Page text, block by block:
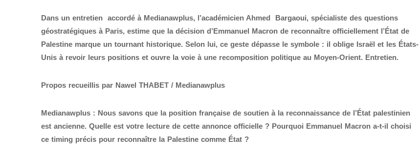
Dans un entretien accordé à Medianawplus, l’académicien Ahmed Bargaoui, spécialiste des questions
géostratégiques à Paris, estime que la décision d’Emmanuel Macron de reconnaître officiellement l’État de
Palestine marque un tournant historique. Selon lui, ce geste dépasse le symbole : il oblige Israël et les États-
Unis à revoir leurs positions et ouvre la voie à une recomposition politique au Moyen-Orient. Entretien.
Propos recueillis par Nawel THABET / Medianawplus
Medianawplus : Nous savons que la position française de soutien à la reconnaissance de l’État palestinien
est ancienne. Quelle est votre lecture de cette annonce officielle ? Pourquoi Emmanuel Macron a-t-il choisi
ce timing précis pour reconnaître la Palestine comme État ?